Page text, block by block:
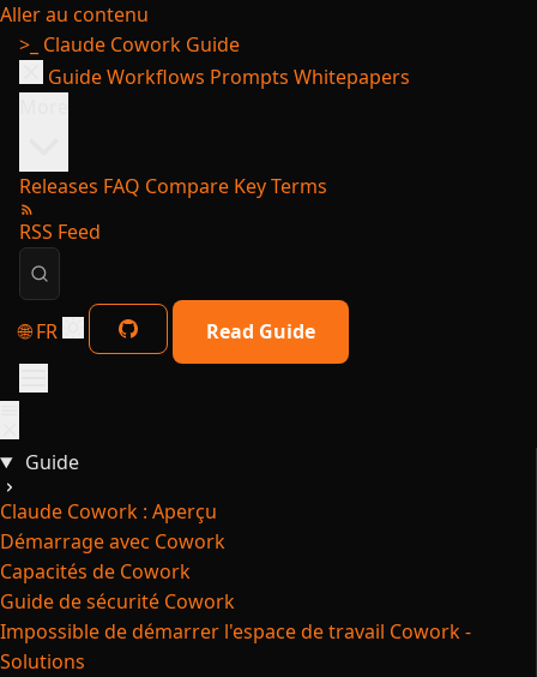
Aller au contenu
>_ Claude Cowork Guide
GuideWorkflows Prompts Whitepapers
Releases FAQ Compare Key Terms
RSS Feed
🌐 FR Read Guide
Guide
Claude Cowork : Aperçu
Démarrage avec Cowork
Capacités de Cowork
Guide de sécurité Cowork
Impossible de démarrer l'espace de travail Cowork -
Solutions